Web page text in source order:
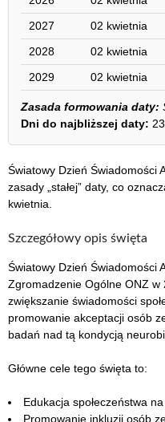
2027
02 kwietnia
2028
02 kwietnia
2029
02 kwietnia
Zasada formowania daty:
Dni do najbliższej daty:
Światowy Dzień Świadomości
zasady „stałej” daty, co
kwietnia.
Szczegółowy opis święta
Światowy Dzień Świadomości
Zgromadzenie Ogólne ONZ
zwiększanie świadomości
promowanie akceptacji osób
badań nad tą kondycją
Główne cele tego święta to:
Edukacja społeczeństwa
Promowanie inkluzji osób